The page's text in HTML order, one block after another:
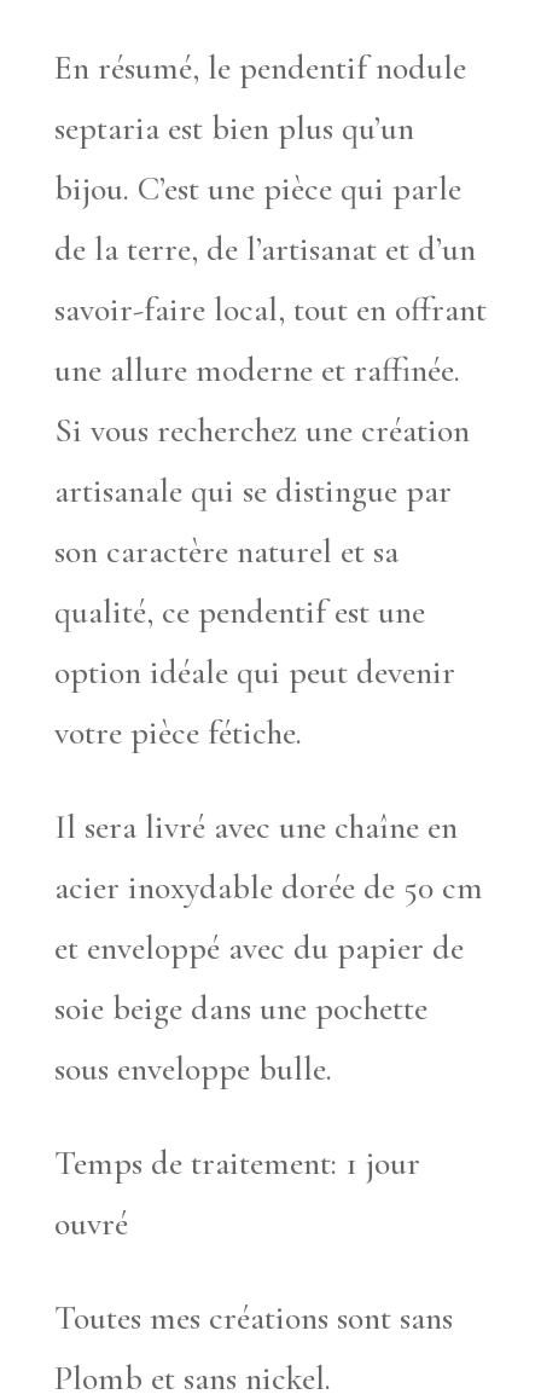
En résumé, le pendentif nodule
septaria est bien plus qu’un
bijou. C’est une pièce qui parle
de la terre, de l’artisanat et d’un
savoir-faire local, tout en offrant
une allure moderne et raffinée.
Si vous recherchez une création
artisanale qui se distingue par
son caractère naturel et sa
qualité, ce pendentif est une
option idéale qui peut devenir
votre pièce fétiche.
Il sera livré avec une chaîne en
acier inoxydable dorée de 50 cm
et enveloppé avec du papier de
soie beige dans une pochette
sous enveloppe bulle.
Temps de traitement: 1 jour
ouvré
Toutes mes créations sont sans
Plomb et sans nickel.